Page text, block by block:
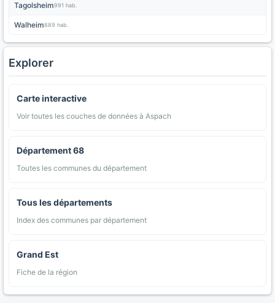
Tagolsheim991 hab.
Walheim889 hab.
Explorer
Carte interactive
Voir toutes les couches de données à Aspach
Département 68
Toutes les communes du département
Tous les départements
Index des communes par département
Grand Est
Fiche de la région